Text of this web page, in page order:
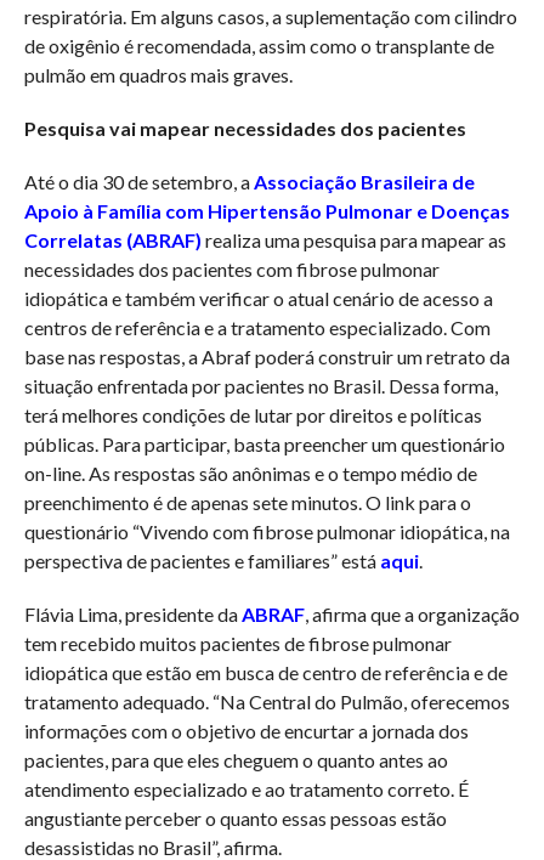
respiratória. Em alguns casos, a suplementação com cilindro
de oxigênio é recomendada, assim como o transplante de
pulmão em quadros mais graves.
Pesquisa vai mapear necessidades dos pacientes
Até o dia 30 de setembro, aAssociação Brasileira de
Apoio à Família com Hipertensão Pulmonar e Doenças
Correlatas (ABRAF) realiza uma pesquisa para mapear as
necessidades dos pacientes com fibrose pulmonar
idiopática e também verificar o atual cenário de acesso a
centros de referência e a tratamento especializado. Com
base nas respostas, a Abraf poderá construir um retrato da
situação enfrentada por pacientes no Brasil. Dessa forma,
terá melhores condições de lutar por direitos e políticas
públicas. Para participar, basta preencher um questionário
on-line. As respostas são anônimas e o tempo médio de
preenchimento é de apenas sete minutos. O link para o
questionário “Vivendo com fibrose pulmonar idiopática, na
perspectiva de pacientes e familiares” está aqui.
Flávia Lima, presidente daABRAF, afirma que a organização
tem recebido muitos pacientes de fibrose pulmonar
idiopática que estão em busca de centro de referência e de
tratamento adequado. “Na Central do Pulmão, oferecemos
informações com o objetivo de encurtar a jornada dos
pacientes, para que eles cheguem o quanto antes ao
atendimento especializado e ao tratamento correto. É
angustiante perceber o quanto essas pessoas estão
desassistidas no Brasil”, afirma.